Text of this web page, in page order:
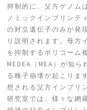
抑制的に、父方ゲノム
ノミックインプリンテ
の対立遺伝子のみが発
り説明されます。母方
を抑制するポリコーム
MEDEA（MEA）が知
る種子崩壊が起こりま
想される父方インプリ
研究室では、様々な網